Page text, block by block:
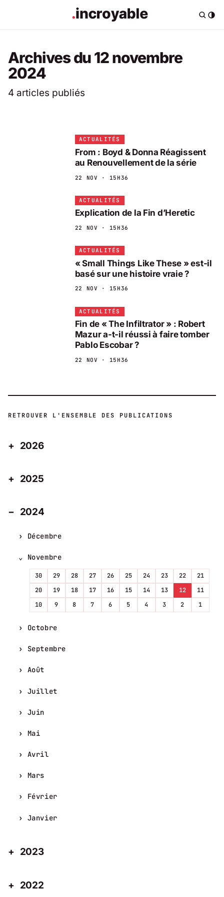
Archives du 12 novembre
2024
4 articles publiés
ACTUALITÉS
From : Boyd & Donna Réagissent
au Renouvellement de la série
22 NOV · 15H36
ACTUALITÉS
Explication de la Fin d’Heretic
22 NOV · 15H36
ACTUALITÉS
« Small Things Like These » est-il
basé sur une histoire vraie ?
22 NOV · 15H36
ACTUALITÉS
Fin de « The Infiltrator » : Robert
Mazur a-t-il réussi à faire tomber
Pablo Escobar ?
22 NOV · 15H36
RETROUVER L'ENSEMBLE DES PUBLICATIONS
2026
2025
2024
Décembre
Novembre
30 29 28 27 26 25 24 23 22
21
20
19 18 17 16 15 14 13 12
11
10
9 8 7 6 5 4 3 2 1
Octobre
Septembre
Août
Juillet
Juin
Mai
Avril
Mars
Février
Janvier
2023
2022